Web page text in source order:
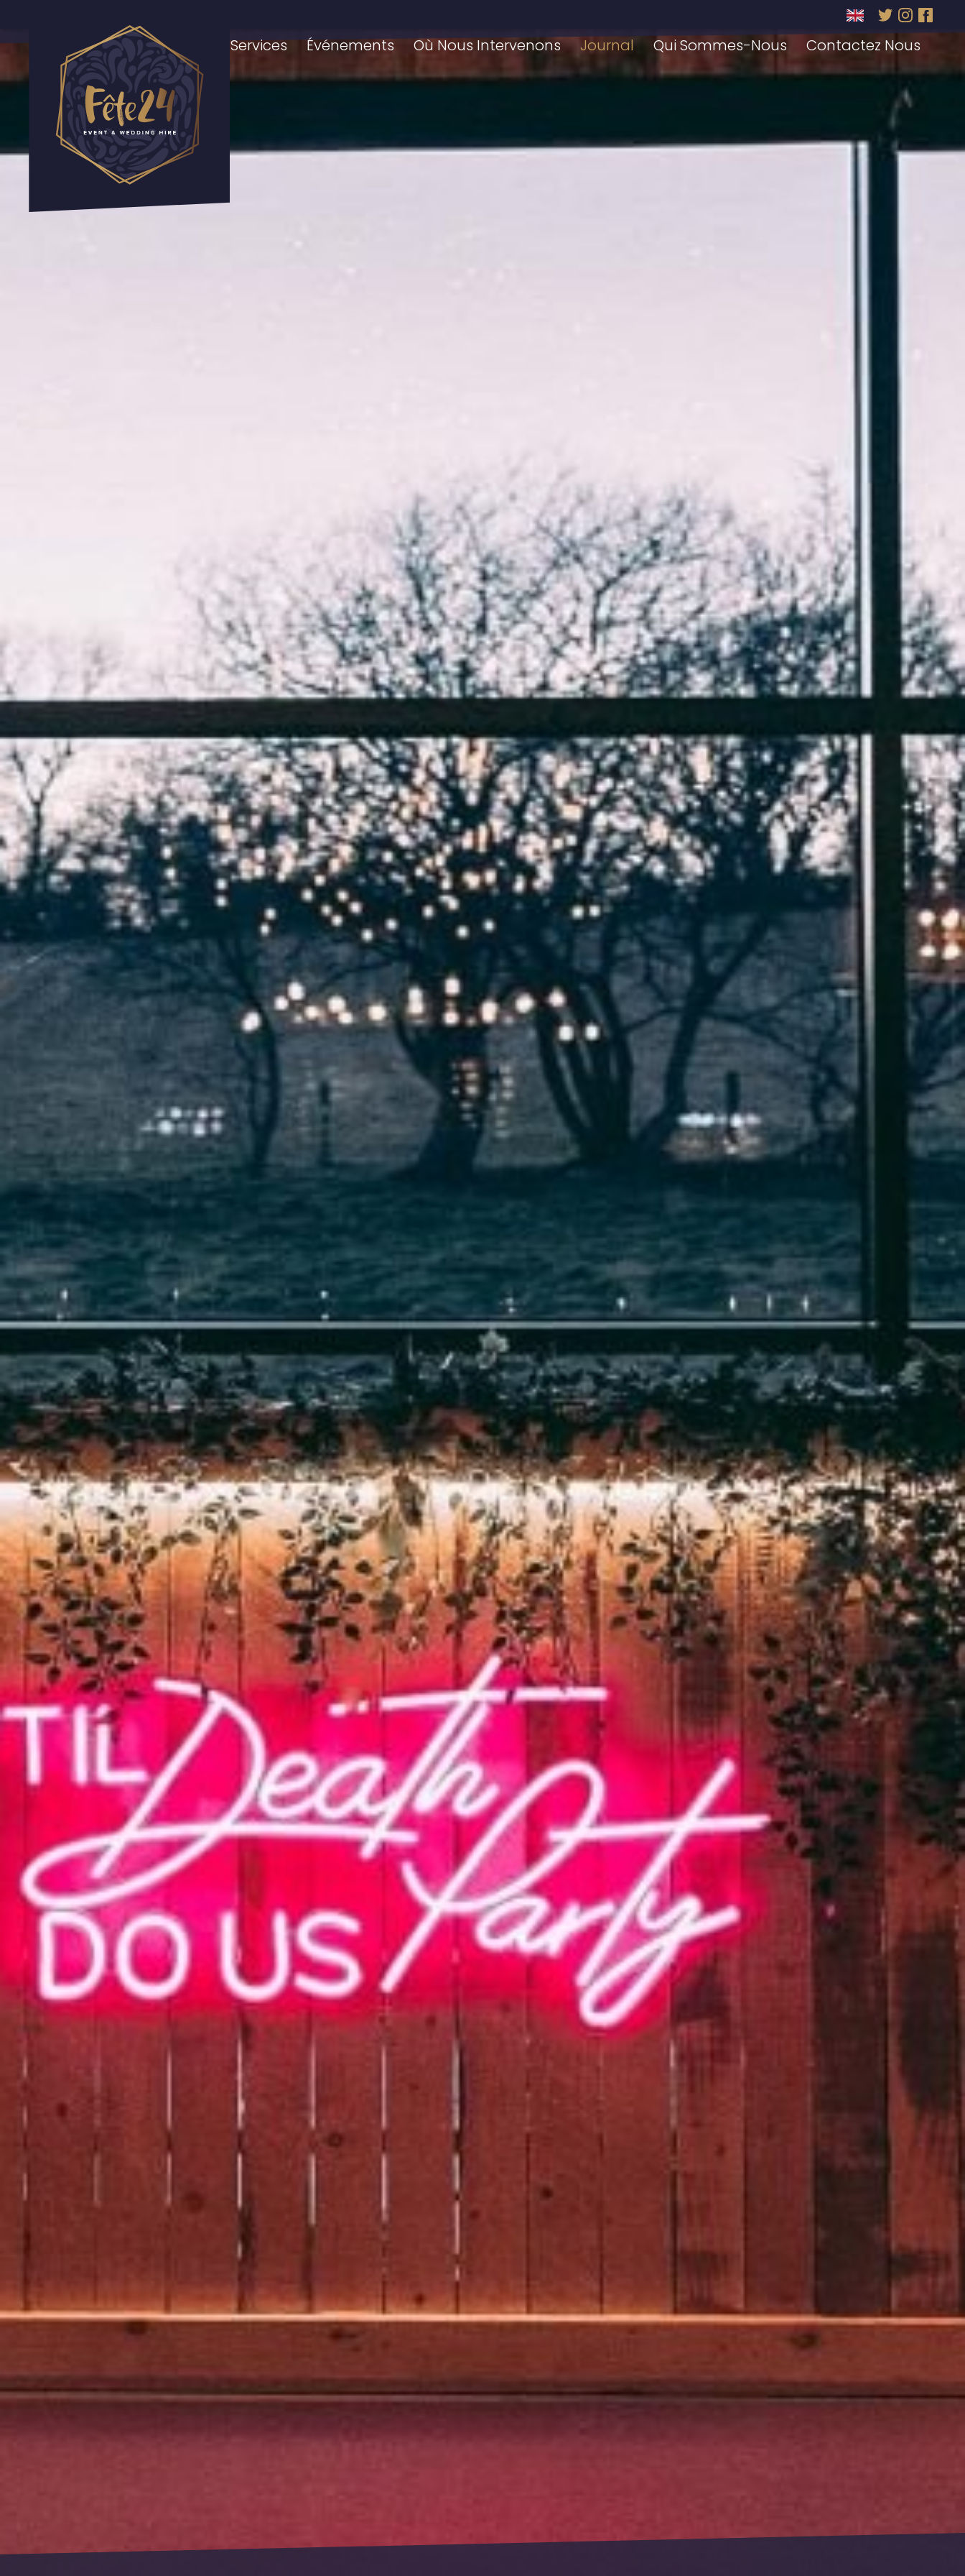
Page D'Accueil Nos Services Événements Où Nous Intervenons Journal Qui Sommes-Nous Contactez Nous